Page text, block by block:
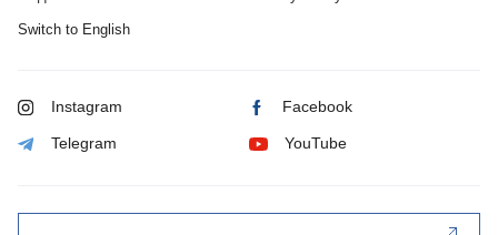
Switch to English
Instagram Facebook
Telegram YouTube